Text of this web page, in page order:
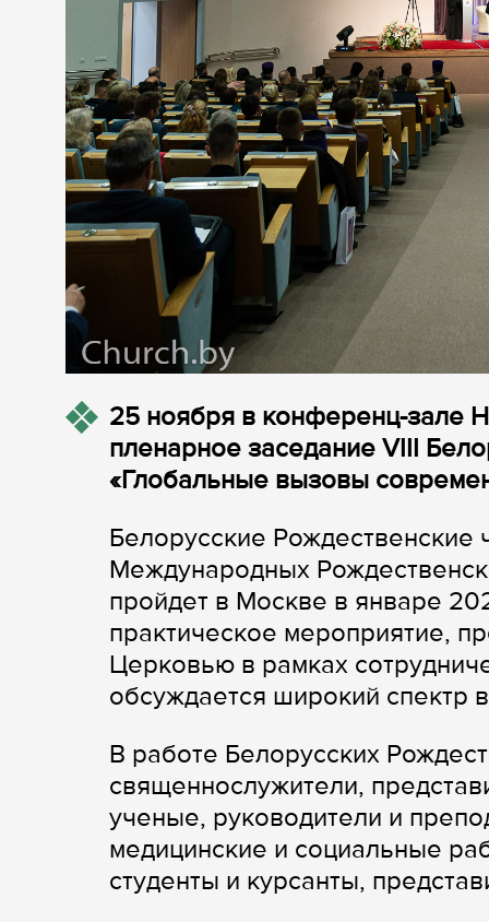
25 ноября в конференц-зале
пленарное заседание VIII
«Глобальные вызовы
Белорусские Рождественские
Международных
пройдет в Москве в январе
практическое мероприятие,
Церковью в рамках
обсуждается широкий спектр
В работе Белорусских
священнослужители,
ученые, руководители и
медицинские и социальные
студенты и курсанты,